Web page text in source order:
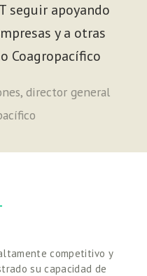
seguir apoyando
y a otras
Coagropacífico
director general
competitivo y
su capacidad de